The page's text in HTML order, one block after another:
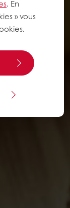
. En
» vous